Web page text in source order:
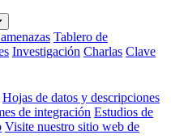
Tablero de
Investigación Charlas Clave
Hojas de datos y descripciones
de integración Estudios de
Visite nuestro sitio web de